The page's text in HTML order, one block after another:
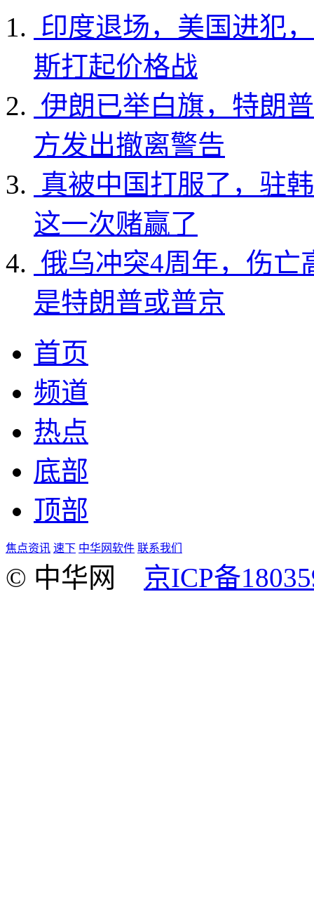
印度退场，美国进犯
斯打起价格战
伊朗已举白旗，特朗
方发出撤离警告
真被中国打服了，驻
这一次赌赢了
俄乌冲突4周年，伤亡
是特朗普或普京
首页
频道
热点
底部
顶部
焦点资讯 速下 中华网软件 联系我们
© 中华网 京ICP备